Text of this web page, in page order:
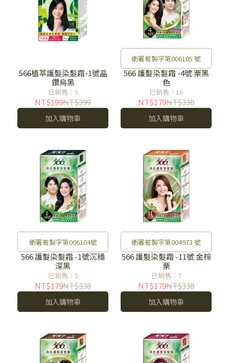
566植萃護髮染髮霜-1號晶
鑽烏黑
已銷售：5
NT$199NT$399
加入購物車
衛署粧製字第006105 號
566 護髮染髮霜 -4號 栗黑
色
已銷售：16
NT$179NT$338
加入購物車
衛署粧製字第006104號
566 護髮染髮霜 -1號沉穩
深黑
已銷售：5
NT$179NT$338
加入購物車
衛署粧製字第004973 號
566 護髮染髮霜 -11號 金棕
栗
已銷售：7
NT$179NT$338
加入購物車